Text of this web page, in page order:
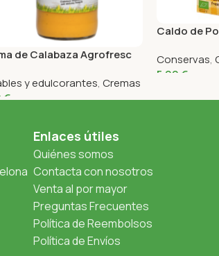
de Calabaza Agrofresc
y edulcorantes, Cremas
€
Caldo de
Conservas,
5,99 €
Enlaces útiles
Quiénes somos
Contacta con nosotros
Venta al por mayor
Preguntas Frecuentes
Política de Reembolsos
Política de Envíos